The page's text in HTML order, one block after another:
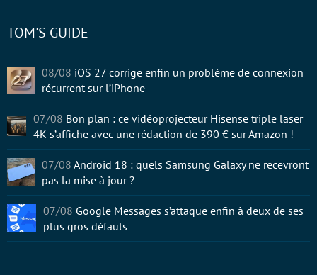
TOM'S GUIDE
08/08 iOS 27 corrige enfin un problème de connexion
récurrent sur l’iPhone
07/08 Bon plan : ce vidéoprojecteur Hisense triple laser
4K s’affiche avec une rédaction de 390 € sur Amazon !
07/08 Android 18 : quels Samsung Galaxy ne recevront
pas la mise à jour ?
07/08 Google Messages s’attaque enfin à deux de ses
plus gros défauts